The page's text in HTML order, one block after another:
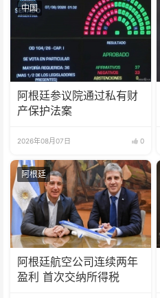
中国
阿根廷参议院通过私有财
产保护法案
2026年08月07日 0
阿根廷
阿根廷航空公司连续两年
盈利 首次交纳所得税